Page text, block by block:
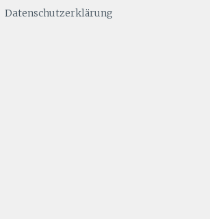
Datenschutzerklärung